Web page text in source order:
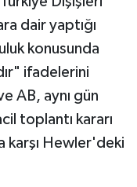
dair yaptığı
konusunda
ifadelerini
AB, aynı gün
toplantı kararı
karşı Hewler'deki